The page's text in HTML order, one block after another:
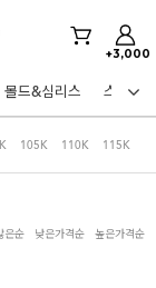
+3,000
몰드&심리스 스포츠
105K 110K 115K
은순 낮은가격순 높은가격순